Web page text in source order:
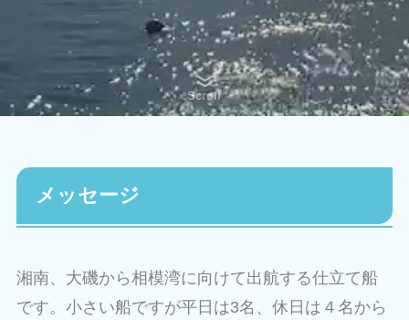
Scroll
メッセージ
湘南、大磯から相模湾に向けて出航する仕立て船
です。小さい船ですが平日は3名、休日は４名から